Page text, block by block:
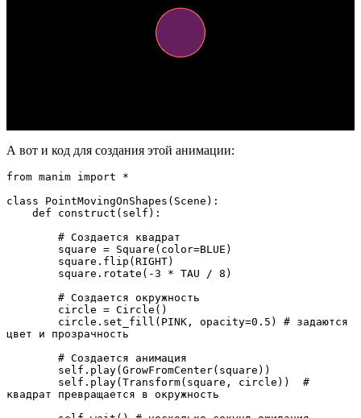
А вот и код для создания этой анимации:
from manim import *
class PointMovingOnShapes(Scene):
цвет и прозрачность
квадрат превращается в окружность